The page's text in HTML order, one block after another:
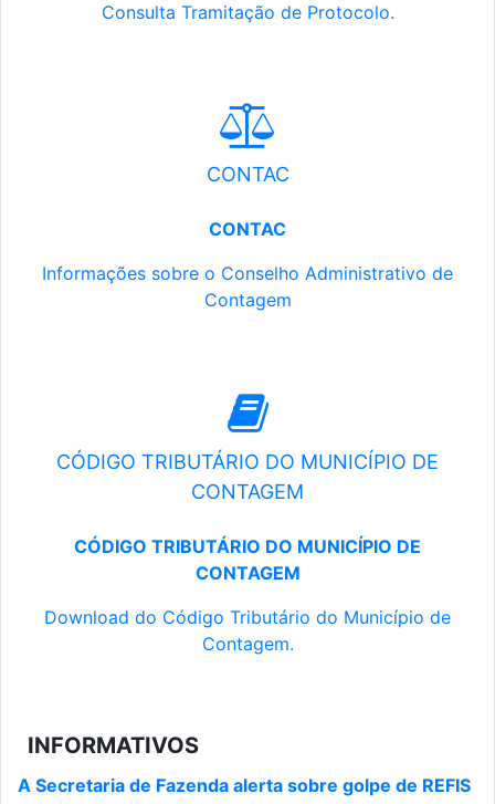
Consulta Tramitação de Protocolo.
CONTAC
CONTAC
Informações sobre o Conselho Administrativo de
Contagem
CÓDIGO TRIBUTÁRIO DO MUNICÍPIO DE
CONTAGEM
CÓDIGO TRIBUTÁRIO DO MUNICÍPIO DE
CONTAGEM
Download do Código Tributário do Município de
Contagem.
INFORMATIVOS
A Secretaria de Fazenda alerta sobre golpe de REFIS